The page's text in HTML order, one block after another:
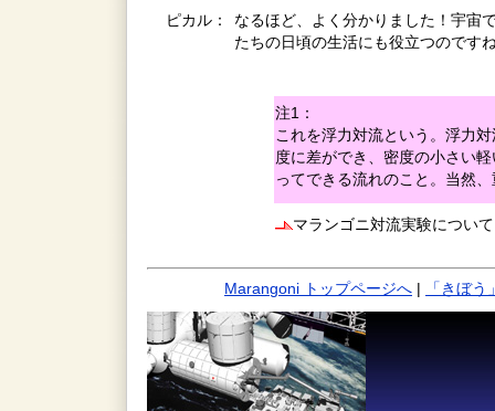
ピカル：
なるほど、よく分かりました！宇宙
たちの日頃の生活にも役立つのです
注1 ：
これを浮力対流という。浮力
度に差ができ、密度の小さい
ってできる流れのこと。当然
マランゴニ対流実験につい
Marangoni トップページへ 「きぼ